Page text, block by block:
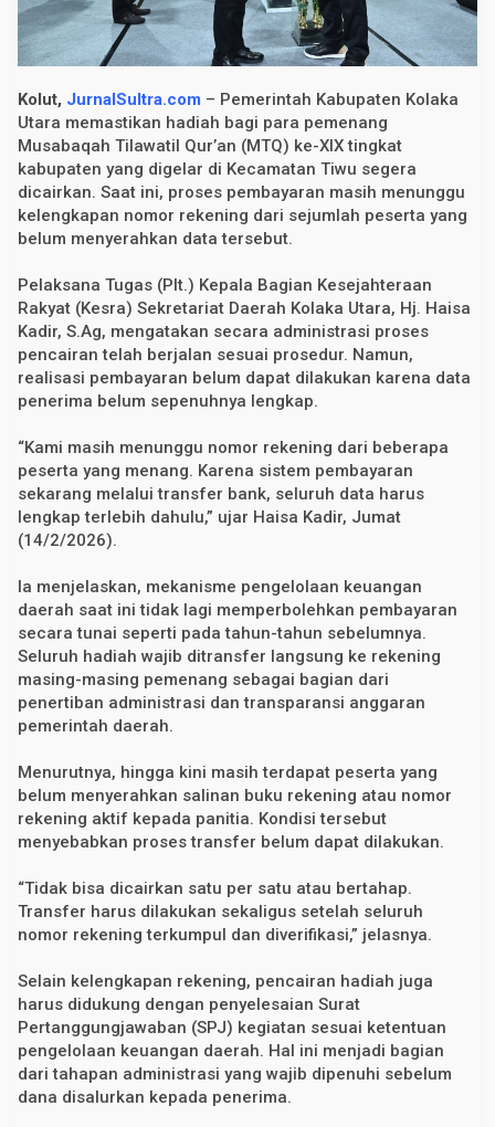
D
i
b
a
a
r
k
a
n
,
P
e
k
b
T
u
n
g
g
u
D
a
a
e
k
e
n
P
e
s
e
r
t
a
Kolut, JurnalSultra.com – Pemerintah Kabupaten Kolaka
Utara memastikan hadiah bagi para pemenang
Musabaqah Tilawatil Qur’an (MTQ) ke-XIX tingkat
kabupaten yang digelar di Kecamatan Tiwu segera
dicairkan. Saat ini, proses pembayaran masih menunggu
kelengkapan nomor rekening dari sejumlah peserta yang
belum menyerahkan data tersebut.
Pelaksana Tugas (Plt.) Kepala Bagian Kesejahteraan
Rakyat (Kesra) Sekretariat Daerah Kolaka Utara, Hj. Haisa
Kadir, S.Ag, mengatakan secara administrasi proses
pencairan telah berjalan sesuai prosedur. Namun,
realisasi pembayaran belum dapat dilakukan karena data
penerima belum sepenuhnya lengkap.
“Kami masih menunggu nomor rekening dari beberapa
peserta yang menang. Karena sistem pembayaran
sekarang melalui transfer bank, seluruh data harus
lengkap terlebih dahulu,” ujar Haisa Kadir, Jumat
(14/2/2026).
Ia menjelaskan, mekanisme pengelolaan keuangan
daerah saat ini tidak lagi memperbolehkan pembayaran
secara tunai seperti pada tahun-tahun sebelumnya.
Seluruh hadiah wajib ditransfer langsung ke rekening
masing-masing pemenang sebagai bagian dari
penertiban administrasi dan transparansi anggaran
pemerintah daerah.
Menurutnya, hingga kini masih terdapat peserta yang
belum menyerahkan salinan buku rekening atau nomor
rekening aktif kepada panitia. Kondisi tersebut
menyebabkan proses transfer belum dapat dilakukan.
“Tidak bisa dicairkan satu per satu atau bertahap.
Transfer harus dilakukan sekaligus setelah seluruh
nomor rekening terkumpul dan diverifikasi,” jelasnya.
Selain kelengkapan rekening, pencairan hadiah juga
harus didukung dengan penyelesaian Surat
Pertanggungjawaban (SPJ) kegiatan sesuai ketentuan
pengelolaan keuangan daerah. Hal ini menjadi bagian
dari tahapan administrasi yang wajib dipenuhi sebelum
dana disalurkan kepada penerima.